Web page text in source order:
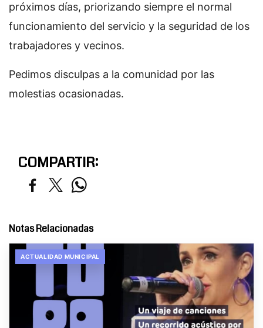
próximos días, priorizando siempre el normal
funcionamiento del servicio y la seguridad de los
trabajadores y vecinos.
Pedimos disculpas a la comunidad por las
molestias ocasionadas.
COMPARTIR:
Notas Relacionadas
ACTUALIDAD MUNICIPAL